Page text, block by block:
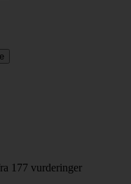
177 vurderinger